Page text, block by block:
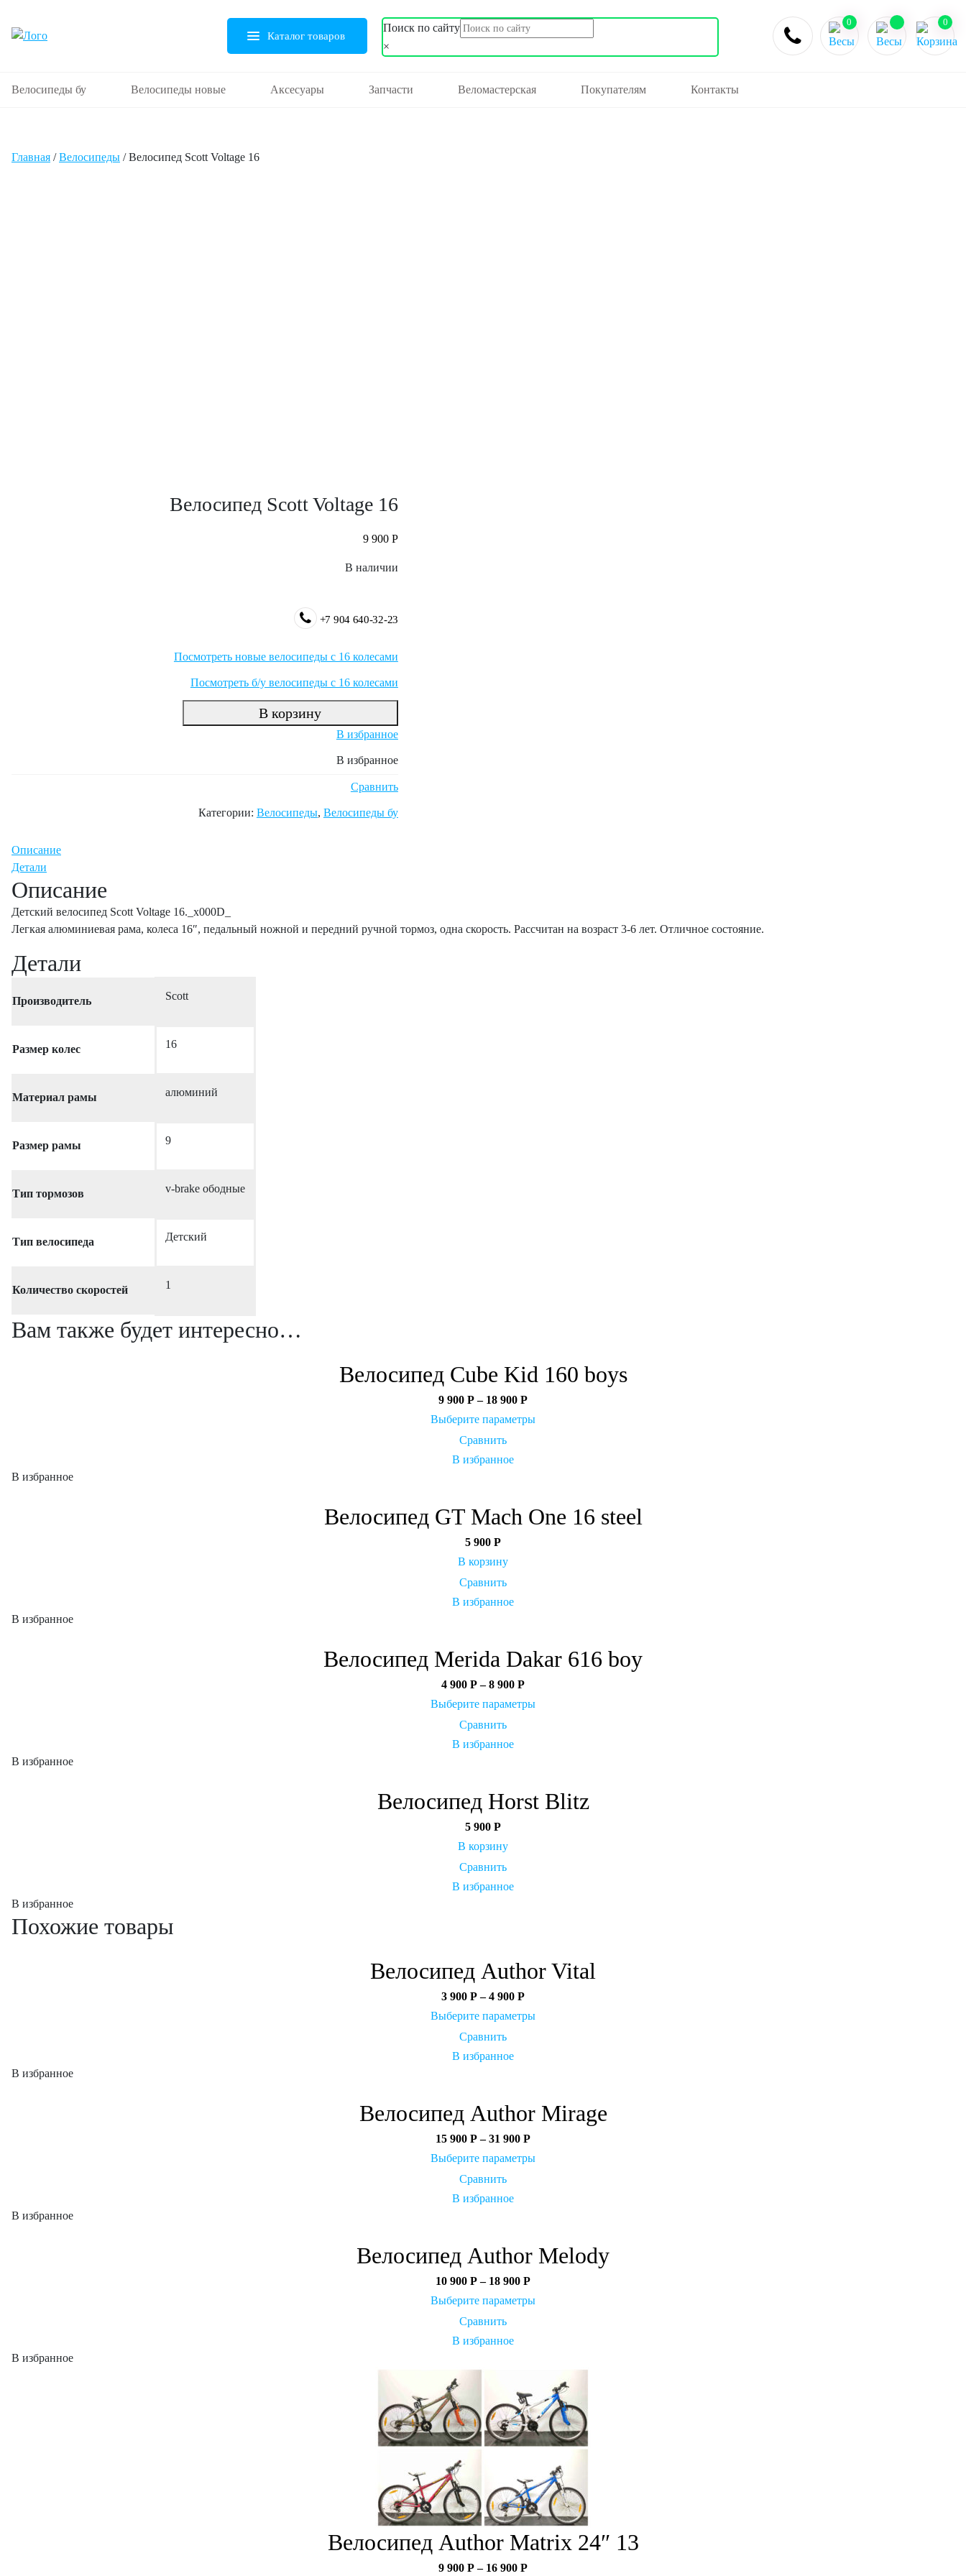
Каталог товаров
Поиск по сайту
×
0 0
Велосипеды бу Велосипеды новые Аксесуары Запчасти Веломастерская Покупателям Контакты
Главная /Велосипеды / Велосипед Scott Voltage 16
Велосипед Scott Voltage 16
9 900 Р
В наличии
+7 904 640-32-23
Посмотреть новые велосипеды с 16 колесами
Посмотреть б/у велосипеды с 16 колесами
В корзину
В избранное
В избранное
Сравнить
Категории: Велосипеды, Велосипеды бу
Описание
Детали
Описание
Детский велосипед Scott Voltage 16._x000D_
Легкая алюминиевая рама, колеса 16″, педальный ножной и передний ручной тормоз, одна скорость. Рассчитан на возраст 3-6 лет. Отличное состояние.
Детали
Производитель Scott
Размер колес 16
Материал рамы алюминий
Размер рамы 9
Тип тормозов v-brake ободные
Тип велосипеда Детский
Количество скоростей 1
Вам также будет интересно…
Велосипед Cube Kid 160 boys
9 900 Р– 18 900 Р
Выберите параметры
Сравнить
В избранное
В избранное
Велосипед GT Mach One 16 steel
5 900 Р
В корзину
Сравнить
В избранное
В избранное
Велосипед Merida Dakar 616 boy
4 900 Р–8 900 Р
Выберите параметры
Сравнить
В избранное
В избранное
Велосипед Horst Blitz
5 900 Р
В корзину
Сравнить
В избранное
В избранное
Похожие товары
Велосипед Author Vital
3 900 Р–4 900 Р
Выберите параметры
Сравнить
В избранное
В избранное
Велосипед Author Mirage
15 900 Р–31 900 Р
Выберите параметры
Сравнить
В избранное
В избранное
Велосипед Author Melody
10 900 Р– 18 900 Р
Выберите параметры
Сравнить
В избранное
В избранное
Велосипед Author Matrix 24″ 13
9 900 Р– 16 900 Р